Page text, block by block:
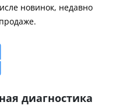
новинок, недавно
диагностика